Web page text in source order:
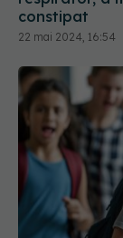
constipat
22 mai 2024, 16:54